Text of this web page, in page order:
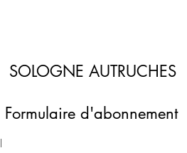
SOLOGNE AUTRUCHES
Formulaire d'abonnement